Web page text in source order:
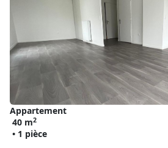
Appartement
40 m2
• 1 pièce